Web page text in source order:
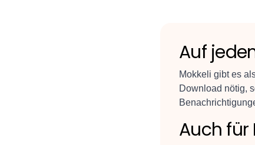
Auf
Mokkeli gibt es
Download nötig,
Auch